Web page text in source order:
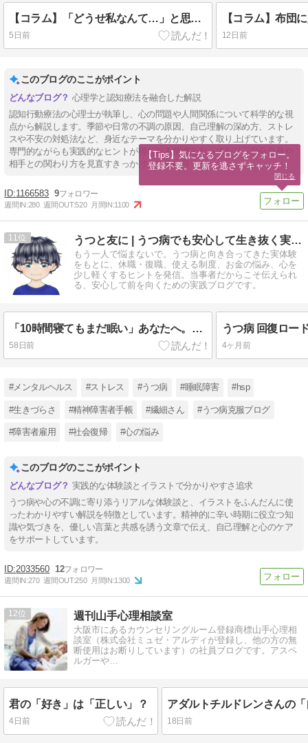
【コラム】「どうせ私なんて…」と思ったときに知ってほしい それは“認知の歪み”かもし
5日前 12日前
このブログのここがポイント
心理学と認知療法を融合した解説
認知行動療法の心理士が執筆し、心の問題や人間関係について科学的な視
点から解説します。季節や日常の不調の原因、自己理解の深め方、ストレ
スや不安の対処法など、身近なテーマを分かりやすく取り上げています。
専門的ながらも実践的なヒントが得られる構成となっており、自分自身や
相手との関わり方を見直すきっかけとなる内容です。
1166583 9
週間IN:280 週間OUT:520 月間IN:1100
11 うつと友に | うつ病でも安心して生き抜く実践的サバイバル術
もう一人で悩まないで。うつ病と向き合ってきた実体験
をもとに、休職・復職、使える制度、お金の悩み、心を
少し軽くするヒントを発信。当事者だからこそ伝えられ
る、安心して前を向くための実践ブログです。
「10時間寝てもまだ眠い」あなたへ。うつ病の過眠は、脳が休息を求めているサインです
58日前 4ヶ月前
#メンタルヘルス #ストレス #うつ病 #睡眠障害 #hsp
#生きづらさ #精神障害者手帳 #繊細さん #うつ病克服ブログ
#障害者雇用 #社会復帰 #心の悩み
このブログのここがポイント
実践的な体験談とイラストで分かりやすさ追求
うつ病や心の不調に寄り添うリアルな体験談と、イラストをふんだんに使
ったわかりやすい解説を特徴としています。精神的に辛い時期に役立つ知
識や気づきを、優しい言葉と共感を誘う文章で伝え、自己理解と心のケア
をサポートしています。
2033560 12
週間IN:270 週間OUT:250 月間IN:1300
12 週刊山手心理相談室
大阪市にあるカウンセリングルーム登録商標山手心理相
談室（株式会社ミュゼ・アルディが登録し、他の方の無
断使用はお断りしています）の社員ブログです。アスペ
ルガーや…
君の「好き」は「正しい」？
4日前 18日前
【Tips】気になるブログをフォロー。
登録不要。更新を逃さずキャッチ！
閉じる